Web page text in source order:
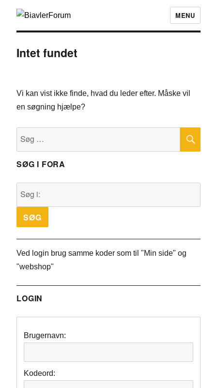
MENU
Intet fundet
Vi kan vist ikke finde, hvad du leder efter. Måske vil
en søgning hjælpe?
SØG I FORA
Ved login brug samme koder som til "Min side" og
"webshop"
LOGIN
Brugernavn:
Kodeord: